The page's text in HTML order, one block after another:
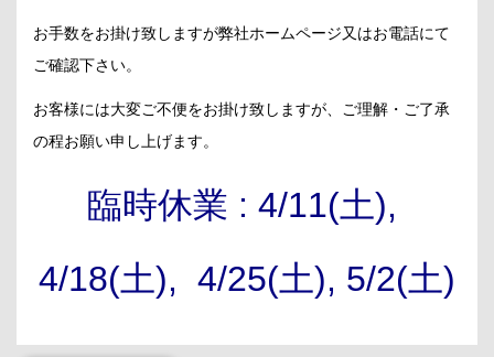
お手数をお掛け致しますが弊社ホームページ又はお電話にて
ご確認下さい。
お客様には大変ご不便をお掛け致しますが、ご理解・ご了承
の程お願い申し上げます。
臨時休業 : 4/11(土),
4/18(土), 4/25(土), 5/2(土)